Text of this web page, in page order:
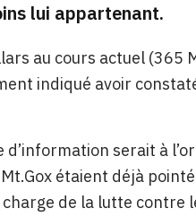
lui appartenant.
au cours actuel
indiqué avoir
serait à
étaient déjà
de la lutte contre